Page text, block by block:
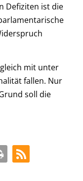
Defiziten ist die
mit unter
fallen. Nur
soll die